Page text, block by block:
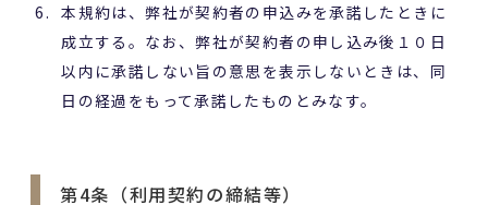
本規約は、弊社が契約者の申込みを承諾したときに
成立する。なお、弊社が契約者の申し込み後１０日
以内に承諾しない旨の意思を表示しないときは、同
日の経過をもって承諾したものとみなす。
第4条（利用契約の締結等）